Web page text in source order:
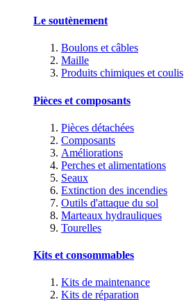
Le soutènement
Boulons et câbles
Maille
Produits chimiques et coulis
Pièces et composants
Pièces détachées
Composants
Améliorations
Perches et alimentations
Seaux
Extinction des incendies
Outils d'attaque du sol
Marteaux hydrauliques
Tourelles
Kits et consommables
Kits de maintenance
Kits de réparation